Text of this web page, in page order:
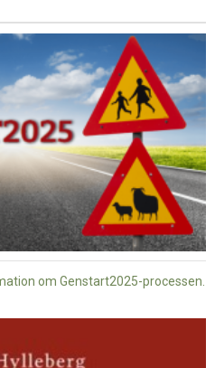
om Genstart2025-processen.